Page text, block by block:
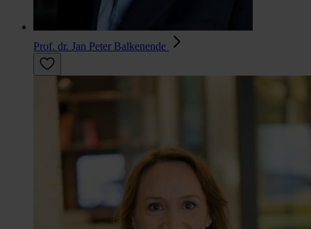
Prof. dr. Jan Peter Balkenende